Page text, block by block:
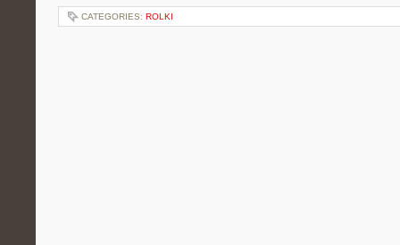
CATEGORIES: ROLKI